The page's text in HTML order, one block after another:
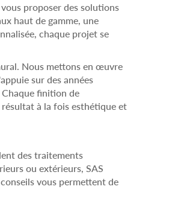
proposer des solutions
haut de gamme, une
chaque projet se
Nous mettons en œuvre
sur des années
finition de
à la fois esthétique et
des traitements
ou extérieurs, SAS
vous permettent de